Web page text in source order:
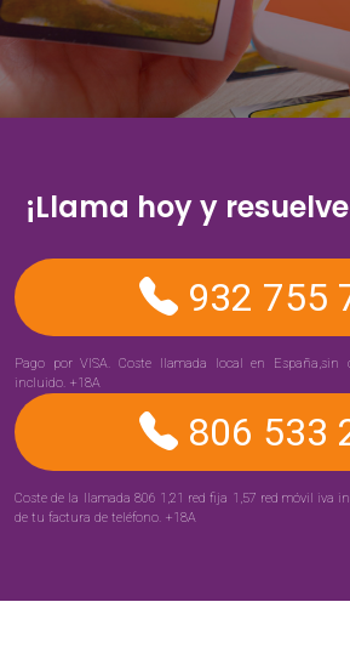
¡Llama hoy y
932 755
Pago por VISA. Coste llamada local en España,sin
incluido. +18A
806 533
Coste de la llamada 806 1,21 red fija 1,57 red móvil iva
de tu factura de teléfono. +18A